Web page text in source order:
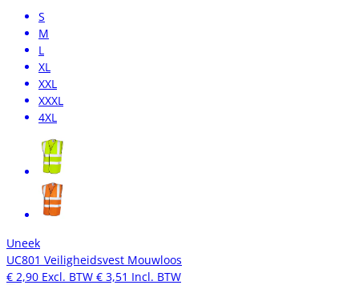
S
M
L
XL
XXL
XXXL
4XL
Uneek
UC801 Veiligheidsvest Mouwloos
€ 2,90 Excl. BTW € 3,51 Incl. BTW